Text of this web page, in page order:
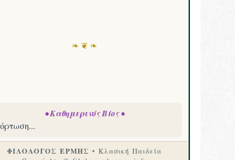
❧ ❦ ❧
• Καθημερινός Βίος •
ΦΙΛΟΛΟΓΟΣ ΕΡΜΗΣ • Κλασική Παιδεία